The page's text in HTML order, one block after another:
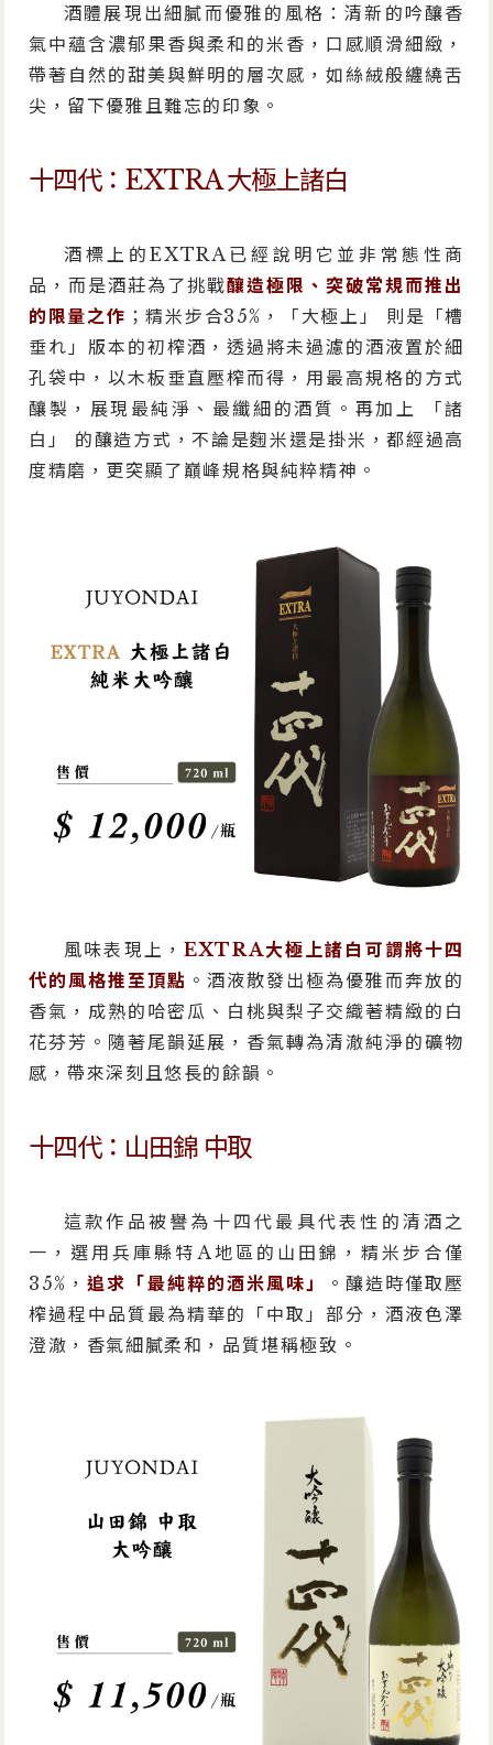
酒體展現出細膩而優雅的風格：清新的吟釀香
氣中蘊含濃郁果香與柔和的米香，口感順滑細緻，
帶著自然的甜美與鮮明的層次感，如絲絨般纏繞舌
尖，留下優雅且難忘的印象。
十四代：EXTRA 大極上諸白
酒標上的EXTRA已經說明它並非常態性商
品，而是酒莊為了挑戰釀造極限、突破常規而推出
的限量之作 ；精米步合35%，「大極上」 則是「槽
垂れ」版本的初榨酒，透過將未過濾的酒液置於細
孔袋中，以木板垂直壓榨而得，用最高規格的方式
釀製，展現最純淨、最纖細的酒質。再加上 「諸
白」 的釀造方式，不論是麴米還是掛米，都經過高
度精磨，更突顯了巔峰規格與純粹精神。
風味表現上，EXTRA大極上諸白可謂將十四
代的風格推至頂點 。酒液散發出極為優雅而奔放的
香氣，成熟的哈密瓜、白桃與梨子交織著精緻的白
花芬芳。隨著尾韻延展，香氣轉為清澈純淨的礦物
感，帶來深刻且悠長的餘韻。
十四代：山田錦 中取
這款作品被譽為十四代最具代表性的清酒之
一，選用兵庫縣特A地區的山田錦，精米步合僅
35%，追求「最純粹的酒米風味」
。釀造時僅取壓
榨過程中品質最為精華的「中取」部分，酒液色澤
澄澈，香氣細膩柔和，品質堪稱極致。